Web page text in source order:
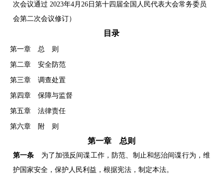
次会议通过 2023年4月26日第十四届全国人民代表大会常务委员
会第二次会议修订）
目 录
第一章 总 则
第二章 安全防范
第三章 调查处置
第四章 保障与监督
第五章 法律责任
第六章 附 则
第一章 总则
第一条 为了加强反间谍工作，防范、制止和惩治间谍行为，维
护国家安全，保护人民利益，根据宪法，制定本法。